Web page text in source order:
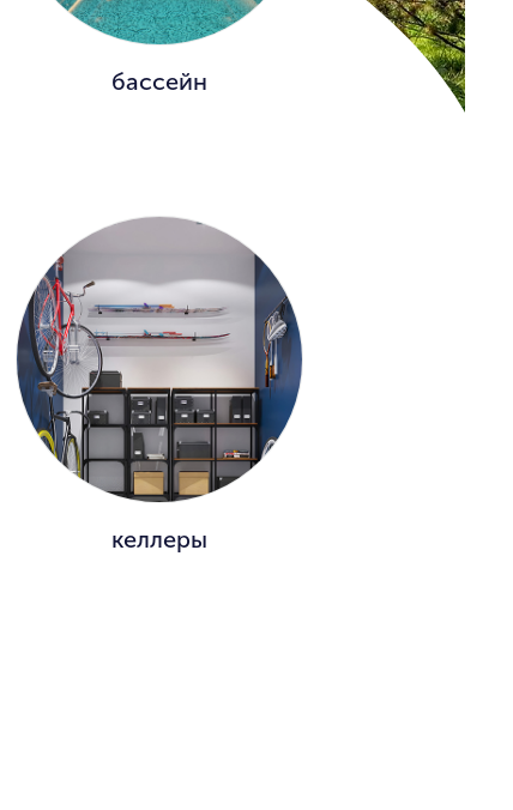
бассейн
келлеры